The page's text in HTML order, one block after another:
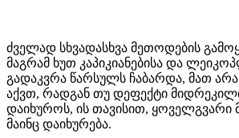
ძველად სხვადასხვა მეთოდების
მაგრამ ხუთ კაპიკიანებისა და
გადაკვრა წარსულს ჩაბარდა, მათ
აქვთ, რადგან თუ დეფექტი
დაიხუროს, ის თავისით, ყოველგვარი
მაინც დაიხურება.